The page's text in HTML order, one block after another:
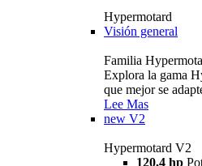
Hypermotard
Visión general
Familia
Explora la gama
que mejor se
Lee Mas
new V2
Hypermotard V2
120,4 hp